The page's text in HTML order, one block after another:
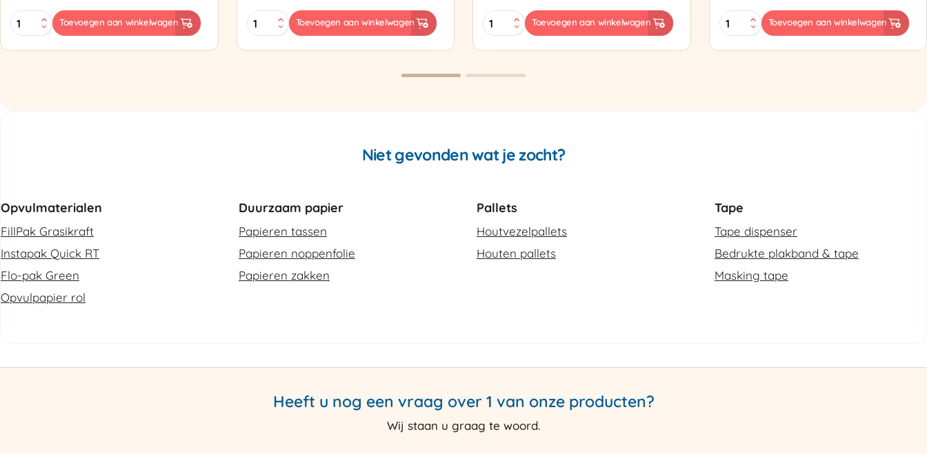
MINI
PAK'R
Toevoegen aan winkelwagen
Zapak
ZP97
Toevoegen aan winkelwagen
Sealtang
Super
Toevoegen aan winkelwagen
ES-
102
Toevoegen aan winkelwagen
Niet gevonden wat je zocht?
Opvulmaterialen
FillPak Grasikraft
Instapak Quick RT
Flo-pak Green
Opvulpapier rol
Duurzaam papier
Papieren tassen
Papieren noppenfolie
Papieren zakken
Pallets
Houtvezelpallets
Houten pallets
Tape
Tape dispenser
Bedrukte plakband & tape
Masking tape
Heeft u nog een vraag over 1 van onze producten?
Wij staan u graag te woord.